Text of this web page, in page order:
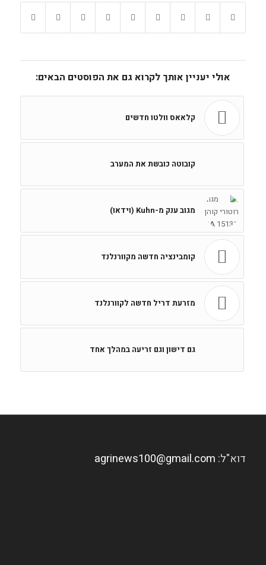
אולי יעניין אותך לקרוא גם את הפוסטים הבאים:
קלאאס וולטו חדשים
קובוטה כובשת את המערב
מגוב ענק מ-Kuhn (וידאו)
קומבינציה חדשה מקוורנלנד
מזרעת דריל חדשה לקוורנלנד
גם דישון וגם זריעה במהלך אחד
דוא"ל: agrinews100@gmail.com